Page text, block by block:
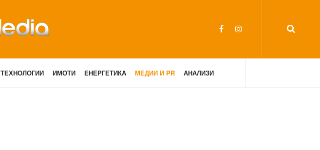
ТЕХНОЛОГИИ ИМОТИ ЕНЕРГЕТИКА МЕДИИ И PR АНАЛИЗИ